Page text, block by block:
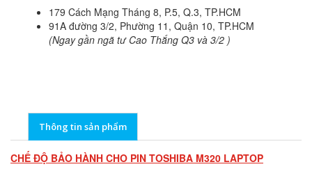
179 Cách Mạng Tháng 8, P.5, Q.3, TP.HCM
91A đường 3/2, Phường 11, Quận 10, TP.HCM
(Ngay gần ngã tư Cao Thắng Q3 và 3/2 )
Thông tin sản phẩm
CHẾ ĐỘ BẢO HÀNH CHO PIN TOSHIBA M320 LAPTOP